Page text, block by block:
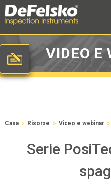
VIDEO E
Casa > Risorse > Video e webinar >
Serie